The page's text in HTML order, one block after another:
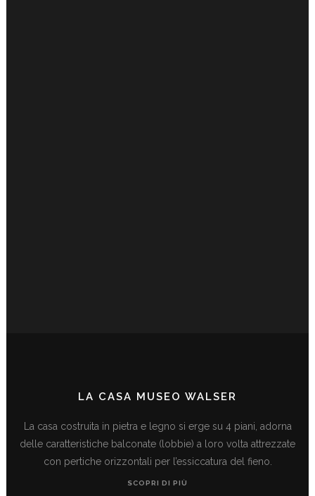
LA CASA MUSEO WALSER
La casa costruita in pietra e legno si erge su 4 piani, adorna
delle caratteristiche balconate (lobbie) a loro volta attrezzate
con pertiche orizzontali per l’essiccatura del fieno.
SCOPRI DI PIÙ